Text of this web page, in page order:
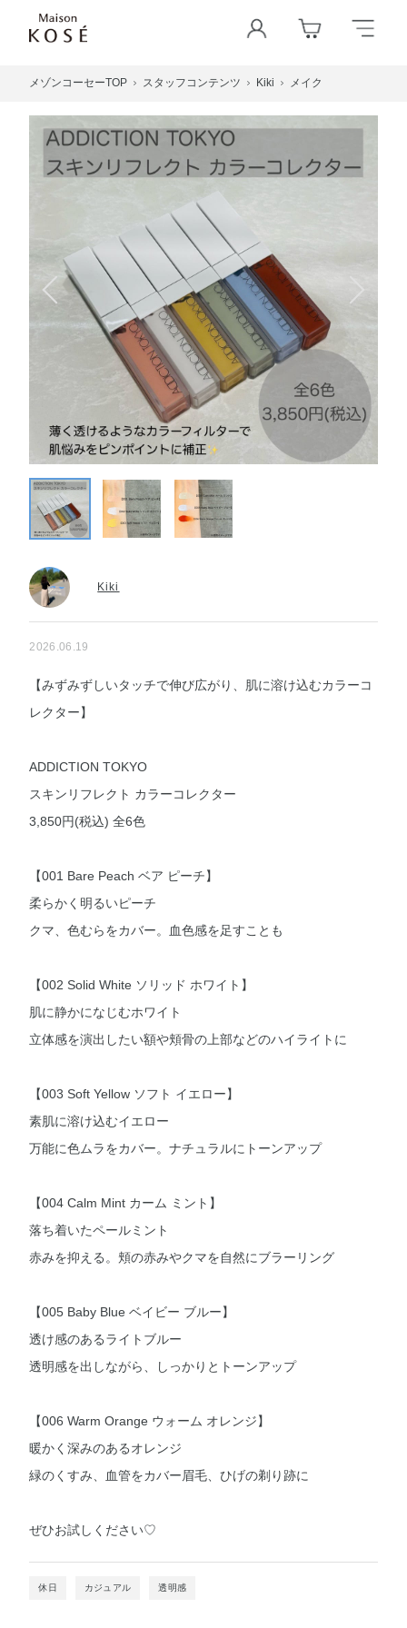
メゾンコーセーTOP スタッフコンテンツ Kiki メイク
Kiki
2026.06.19
【みずみずしいタッチで伸び広がり、肌に溶け込むカラーコ
レクター】
ADDICTION TOKYO
スキンリフレクト カラーコレクター
3,850円(税込) 全6色
【001 Bare Peach ベア ピーチ】
柔らかく明るいピーチ
クマ、色むらをカバー。血色感を足すことも
【002 Solid White ソリッド ホワイト】
肌に静かになじむホワイト
立体感を演出したい額や頬骨の上部などのハイライトに
【003 Soft Yellow ソフト イエロー】
素肌に溶け込むイエロー
万能に色ムラをカバー。ナチュラルにトーンアップ
【004 Calm Mint カーム ミント】
落ち着いたペールミント
赤みを抑える。頬の赤みやクマを自然にブラーリング
【005 Baby Blue ベイビー ブルー】
透け感のあるライトブルー
透明感を出しながら、しっかりとトーンアップ
【006 Warm Orange ウォーム オレンジ】
暖かく深みのあるオレンジ
緑のくすみ、血管をカバー眉毛、ひげの剃り跡に
ぜひお試しください♡
休日 カジュアル 透明感